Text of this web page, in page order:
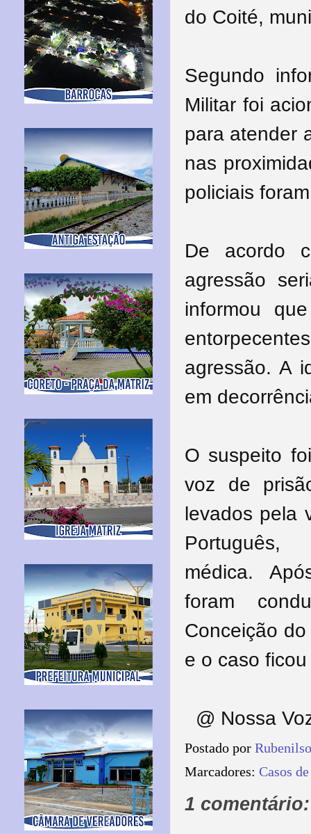
do Coité,
Segundo
Militar foi
para atender
nas
policiais
De acordo
agressão
informou
agressão. A
em
O suspeito
voz de
levados pela
médica.
foram
Conceição
e o caso
@ Nossa
Postado por
Marcadores: Casos
1 comentário: